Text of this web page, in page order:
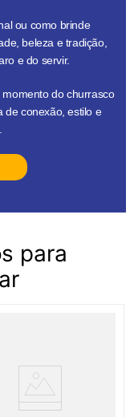
ou como brinde
beleza e tradição,
e do servir.
do churrasco
de conexão, estilo e
para